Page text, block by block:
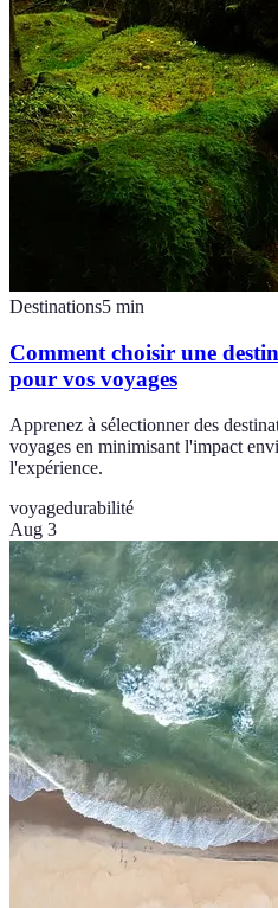
Destinations5 min
Comment choisir une
pour vos voyages
Apprenez à sélectionner des
voyages en minimisant l'impact
l'expérience.
voyagedurabilité
Aug 3